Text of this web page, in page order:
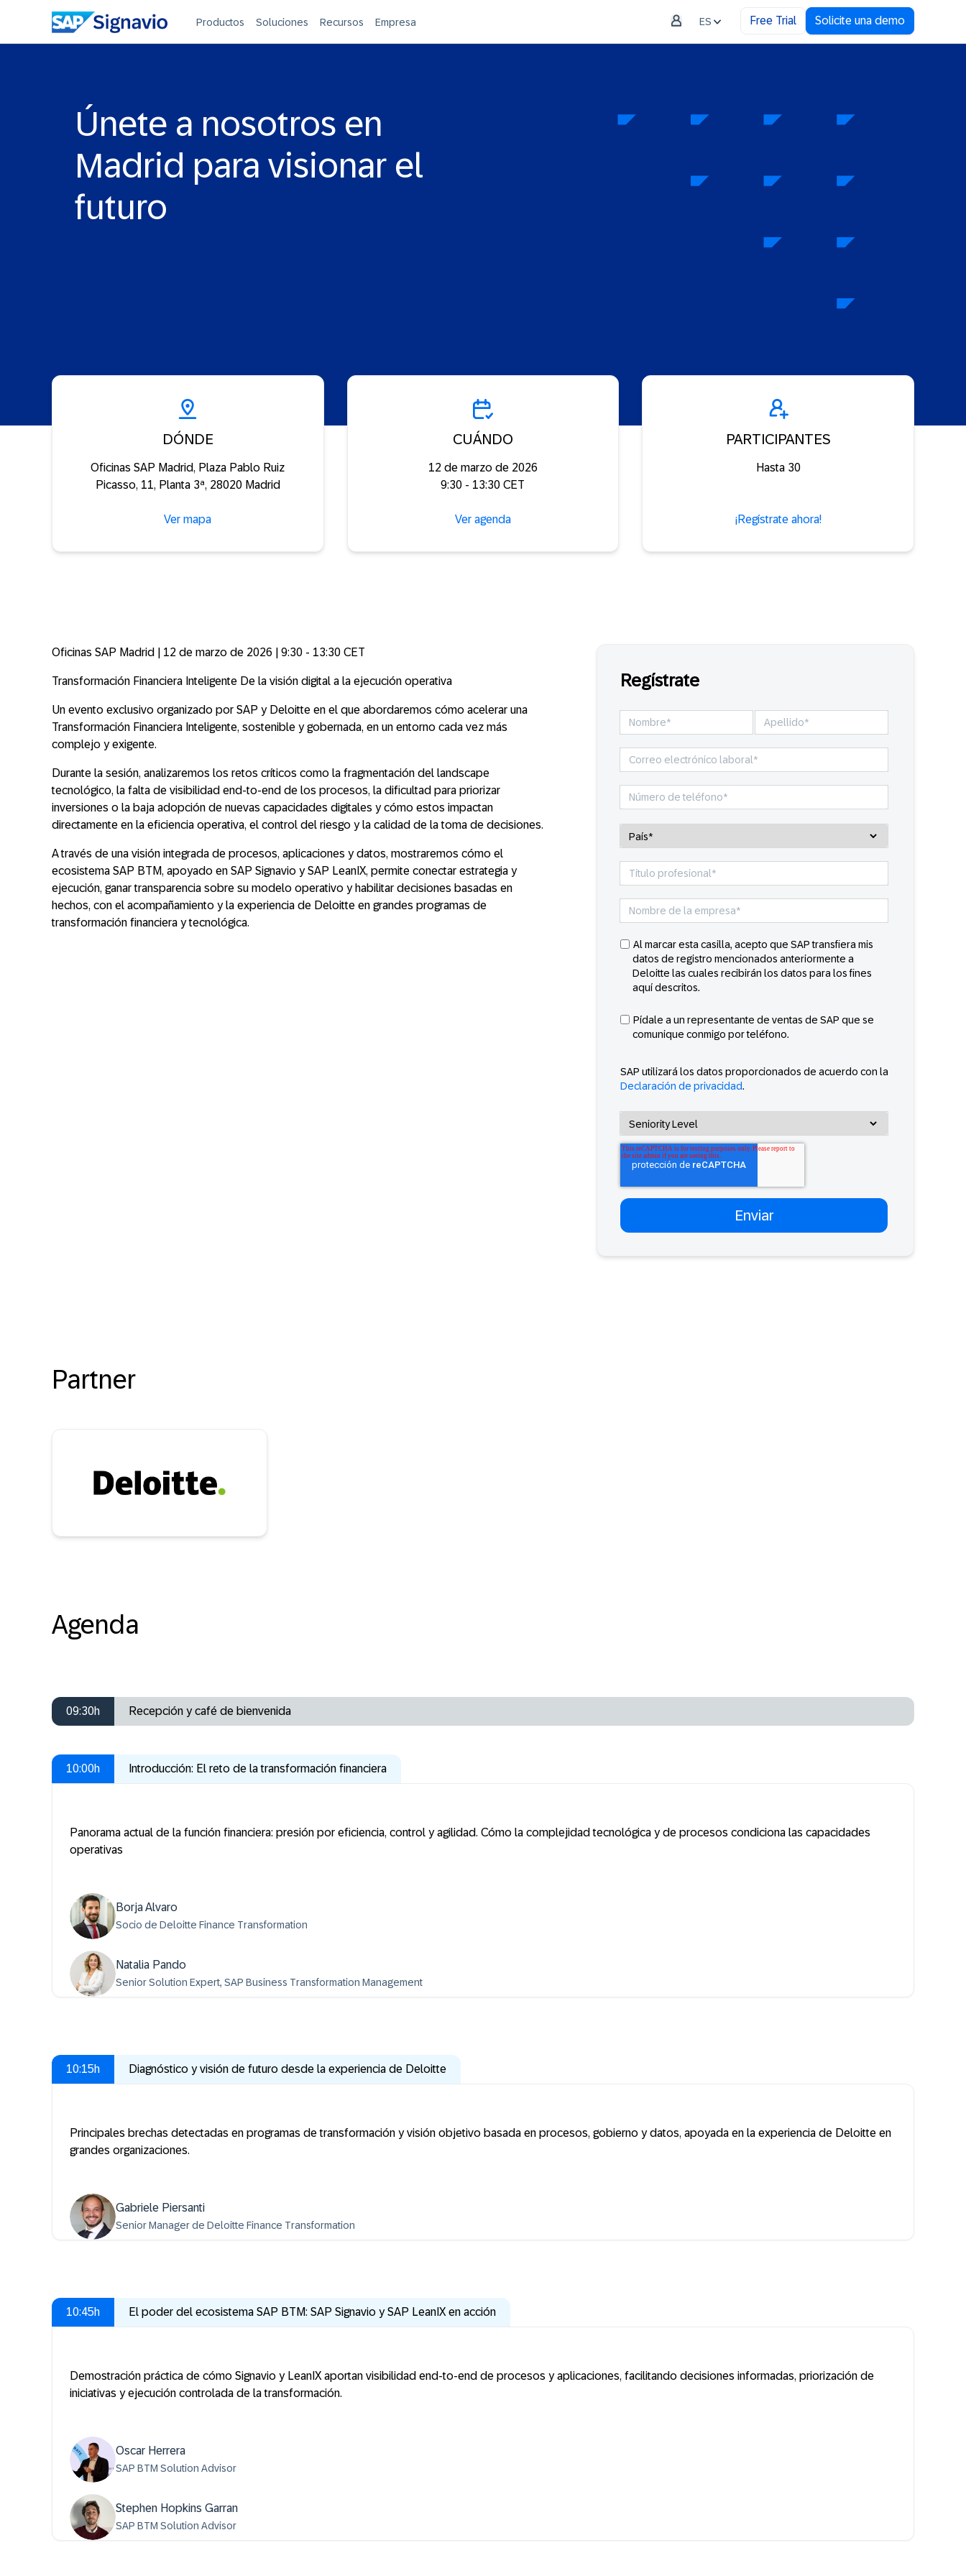
Productos Soluciones Recursos Empresa ES Free Trial Solicite una demo
Únete a nosotros en
Madrid para visionar el
futuro
DÓNDE
Oficinas SAP Madrid, Plaza Pablo Ruiz
Picasso, 11, Planta 3ª, 28020 Madrid
Ver mapa
CUÁNDO
12 de marzo de 2026
9:30 - 13:30 CET
Ver agenda
PARTICIPANTES
Hasta 30
¡Regístrate ahora!
Oficinas SAP Madrid | 12 de marzo de 2026 | 9:30 - 13:30 CET
Transformación Financiera Inteligente De la visión digital a la ejecución operativa
Un evento exclusivo organizado por SAP y Deloitte en el que abordaremos cómo acelerar una
Transformación Financiera Inteligente, sostenible y gobernada, en un entorno cada vez más
complejo y exigente.
Durante la sesión, analizaremos los retos críticos como la fragmentación del landscape
tecnológico, la falta de visibilidad end-to-end de los procesos, la dificultad para priorizar
inversiones o la baja adopción de nuevas capacidades digitales y cómo estos impactan
directamente en la eficiencia operativa, el control del riesgo y la calidad de la toma de decisiones.
A través de una visión integrada de procesos, aplicaciones y datos, mostraremos cómo el
ecosistema SAP BTM, apoyado en SAP Signavio y SAP LeanIX, permite conectar estrategia y
ejecución, ganar transparencia sobre su modelo operativo y habilitar decisiones basadas en
hechos, con el acompañamiento y la experiencia de Deloitte en grandes programas de
transformación financiera y tecnológica.
Regístrate
Al marcar esta casilla, acepto que SAP transfiera mis
datos de registro mencionados anteriormente a
Deloitte las cuales recibirán los datos para los fines
aquí descritos.
Pídale a un representante de ventas de SAP que se
comunique conmigo por teléfono.
SAP utilizará los datos proporcionados de acuerdo con la
Declaración de privacidad.
Partner
Agenda
09:30h Recepción y café de bienvenida
10:00h Introducción: El reto de la transformación financiera
Panorama actual de la función financiera: presión por eficiencia, control y agilidad. Cómo la complejidad tecnológica y de procesos condiciona las capacidades
operativas
Borja Alvaro
Socio de Deloitte Finance Transformation
Natalia Pando
Senior Solution Expert, SAP Business Transformation Management
10:15h Diagnóstico y visión de futuro desde la experiencia de Deloitte
Principales brechas detectadas en programas de transformación y visión objetivo basada en procesos, gobierno y datos, apoyada en la experiencia de Deloitte en
grandes organizaciones.
Gabriele Piersanti
Senior Manager de Deloitte Finance Transformation
10:45h El poder del ecosistema SAP BTM: SAP Signavio y SAP LeanIX en acción
Demostración práctica de cómo Signavio y LeanIX aportan visibilidad end-to-end de procesos y aplicaciones, facilitando decisiones informadas, priorización de
iniciativas y ejecución controlada de la transformación.
Oscar Herrera
SAP BTM Solution Advisor
Stephen Hopkins Garran
SAP BTM Solution Advisor